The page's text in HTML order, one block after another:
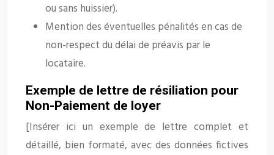
ou sans huissier).
Mention des éventuelles pénalités en cas de
non-respect du délai de préavis par le
locataire.
Exemple de lettre de résiliation pour
Non-Paiement de loyer
[Insérer ici un exemple de lettre complet et
détaillé, bien formaté, avec des données fictives